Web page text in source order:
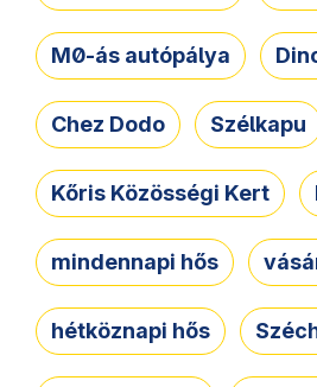
M0-ás autópálya
Chez Dodo Szélkapu
Kőris Közösségi Kert
mindennapi hős
hétköznapi hős